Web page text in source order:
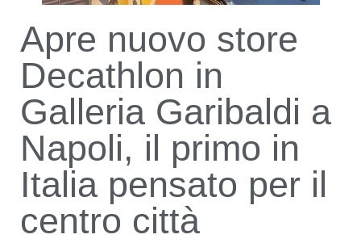
Apre nuovo store
Decathlon in
Galleria Garibaldi a
Napoli, il primo in
Italia pensato per il
centro città